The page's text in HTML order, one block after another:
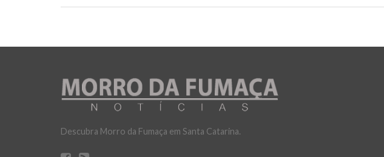
Descubra Morro da Fumaça em Santa Catarina.